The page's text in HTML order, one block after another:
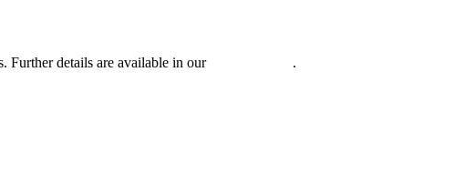
Further details are available in our .